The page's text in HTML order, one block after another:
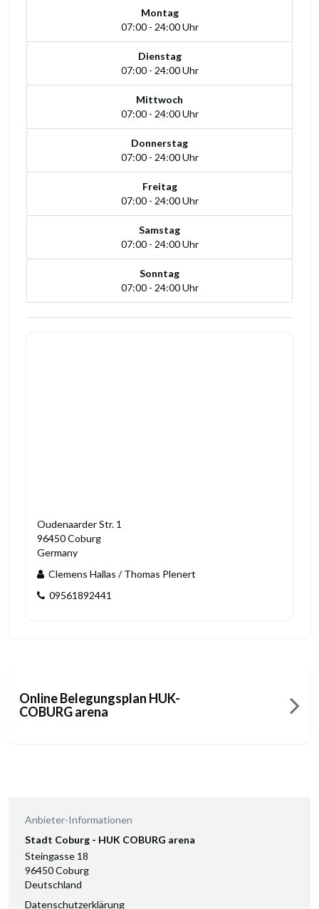
Montag
07:00 - 24:00 Uhr
Dienstag
07:00 - 24:00 Uhr
Mittwoch
07:00 - 24:00 Uhr
Donnerstag
07:00 - 24:00 Uhr
Freitag
07:00 - 24:00 Uhr
Samstag
07:00 - 24:00 Uhr
Sonntag
07:00 - 24:00 Uhr
Oudenaarder Str. 1
96450 Coburg
Germany
Clemens Hallas / Thomas Plenert
09561892441
Online Belegungsplan HUK-
COBURG arena
Anbieter-Informationen
Stadt Coburg - HUK COBURG arena
Steingasse 18
96450 Coburg
Deutschland
Datenschutzerklärung